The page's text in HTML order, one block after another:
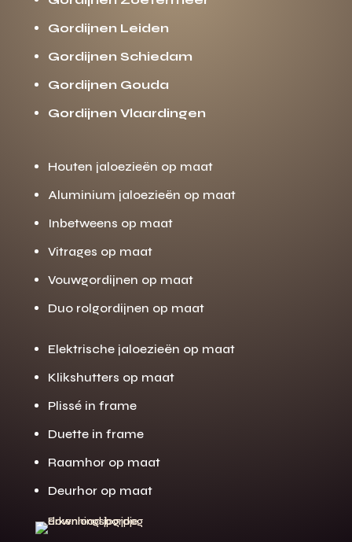
op maat?
Binnen 24 uur jouw gratis offerte
10 jaar garantie op de montage
Gordijnen Leiden
Gordijnen Schiedam
Gordijnen Gouda
Gordijnen Vlaardingen
Houten jaloezieën op maat
Aluminium jaloezieën op maat
Inbetweens op maat
Vitrages op maat
Vouwgordijnen op maat
Duo rolgordijnen op maat
Elektrische jaloezieën op maat
Klikshutters op maat
Plissé in frame
Duette in frame
Raamhor op maat
Deurhor op maat